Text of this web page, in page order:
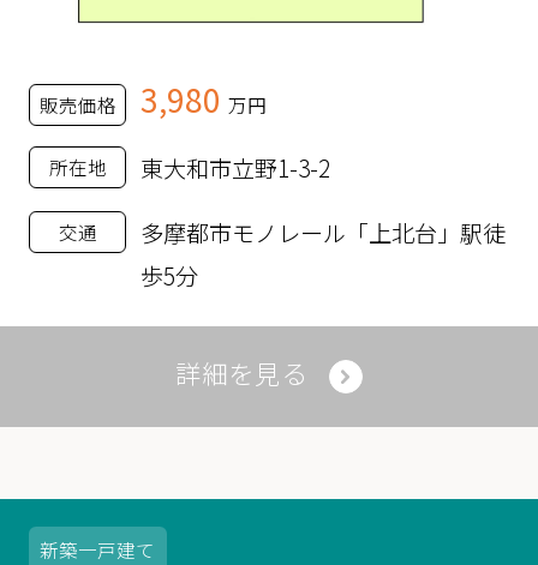
販売価格 3,980 万円
所在地 東大和市立野1-3-2
交通
多摩都市モノレール「上北台」駅徒
歩5分
詳細を見る
新築一戸建て